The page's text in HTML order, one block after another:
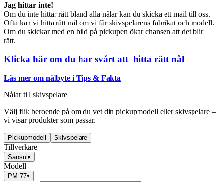
Jag hittar inte!
Om du inte hittar rätt bland alla nålar kan du skicka ett mail till oss.
Ofta kan vi hitta rätt nål om vi får skivspelarens fabrikat och modell.
Om du skickar med en bild på pickupen ökar chansen att det blir
rätt.
Klicka här om du har svårt att hitta rätt nål
Läs mer om nålbyte i Tips & Fakta
Nålar till skivspelare
Välj flik beroende på om du vet din pickupmodell eller skivspelare –
vi visar produkter som passar.
Pickupmodell Skivspelare
Tillverkare
Sansui▾
Modell
PM 77▾